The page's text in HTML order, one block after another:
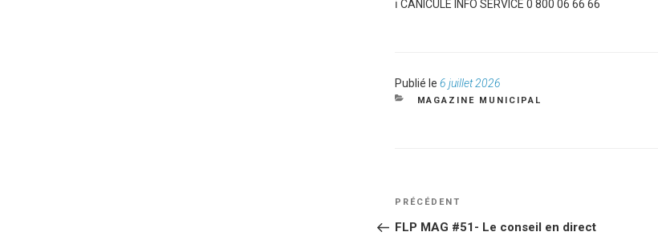
ℹ️ CANICULE INFO SERVICE 0 800 06 66 66
Publié le Publié
le
6 juillet 2026
CATÉGORIES
MAGAZINE MUNICIPAL
NAVIGATION
DE
Article
PRÉCÉDENT
FLP MAG #51- Le conseil en direct